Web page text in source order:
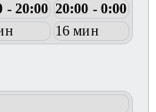
- 20:00 20:00 - 0:00
16 мин